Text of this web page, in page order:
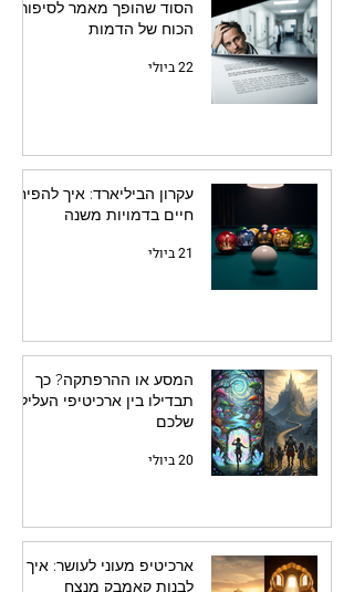
הסוד שהופך מאמר לסיפור:
הכוח של הדמות
22 ביולי
עקרון הביליארד: איך להפיח
חיים בדמויות משנה
21 ביולי
המסע או ההרפתקה? כך
תבדילו בין ארכיטיפי העלילה
שלכם
20 ביולי
ארכיטיפ מעוני לעושר: איך
לבנות קאמבק מנצח